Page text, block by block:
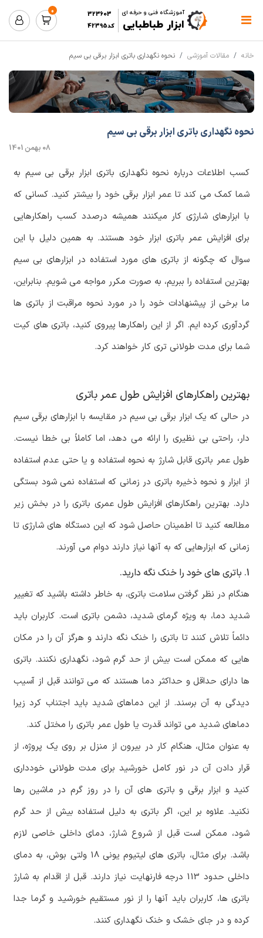
آموزشگاه فنی و حرفه ای
ابزار طباطبایی
323603
کد42395
0
خانه مقالات آموزشی نحوه نگهداری باتری ابزار برقی بی سیم
نحوه نگهداری باتری ابزار برقی بی سیم
08 بهمن 1401
کسب اطلاعات درباره نحوه نگهداری باتری ابزار برقی بی سیم به
شما کمک می کند تا عمر ابزار برقی خود را بیشتر کنید. کسانی که
با ابزارهای شارژی کار میکنند همیشه درصدد کسب راهکارهایی
برای افزایش عمر باتری ابزار خود هستند. به همین دلیل با این
سوال که چگونه از باتری های مورد استفاده در ابزارهای بی سیم
بهترین استفاده را ببریم، به صورت مکرر مواجه می شویم. بنابراین،
ما برخی از پیشنهادات خود را در مورد نحوه مراقبت از باتری ها
گردآوری کرده ایم. اگر از این راهکارها پیروی کنید، باتری های کیت
شما برای مدت طولانی تری کار خواهند کرد.
بهترین راهکارهای افزایش طول عمر باتری
در حالی که یک ابزار برقی بی سیم در مقایسه با ابزارهای برقی سیم
دار، راحتی بی نظیری را ارائه می دهد، اما کاملاً بی خطا نیست.
طول عمر باتری قابل شارژ به نحوه استفاده و یا حتی عدم استفاده
از ابزار و نحوه ذخیره باتری در زمانی که استفاده نمی شود بستگی
دارد. بهترین راهکارهای افزایش طول عمری باتری را در بخش زیر
مطالعه کنید تا اطمینان حاصل شود که این دستگاه های شارژی تا
زمانی که ابزارهایی که به آنها نیاز دارند دوام می آورند.
1. باتری های خود را خنک نگه دارید.
هنگام در نظر گرفتن سلامت باتری، به خاطر داشته باشید که تغییر
شدید دما، به ویژه گرمای شدید، دشمن باتری است. کاربران باید
دائماً تلاش کنند تا باتری را خنک نگه دارند و هرگز آن را در مکان
هایی که ممکن است بیش از حد گرم شود، نگهداری نکنند. باتری
ها دارای حداقل و حداکثر دما هستند که می توانند قبل از آسیب
دیدگی به آن برسند. از این دماهای شدید باید اجتناب کرد زیرا
دماهای شدید می تواند قدرت یا طول عمر باتری را مختل کند.
به عنوان مثال، هنگام کار در بیرون از منزل بر روی یک پروژه، از
قرار دادن آن در نور کامل خورشید برای مدت طولانی خودداری
کنید و ابزار برقی و باتری های آن را در روز گرم در ماشین رها
نکنید. علاوه بر این، اگر باتری به دلیل استفاده بیش از حد گرم
شود، ممکن است قبل از شروع شارژ، دمای داخلی خاصی لازم
باشد. برای مثال، باتری های لیتیوم یونی 18 ولتی بوش، به دمای
داخلی حدود 113 درجه فارنهایت نیاز دارند. قبل از اقدام به شارژ
باتری ها، کاربران باید آنها را از نور مستقیم خورشید و گرما جدا
کرده و در جای خشک و خنک نگهداری کنند.